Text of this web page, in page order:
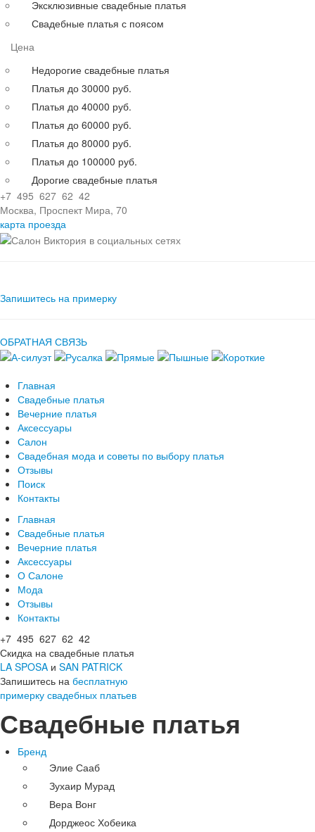
Эксклюзивные свадебные платья
Свадебные платья с поясом
Цена
Недорогие свадебные платья
Платья до 30000 руб.
Платья до 40000 руб.
Платья до 60000 руб.
Платья до 80000 руб.
Платья до 100000 руб.
Дорогие свадебные платья
+7 495 627 62 42
Москва, Проспект Мира, 70
карта проезда
Запишитесь на примерку
ОБРАТНАЯ СВЯЗЬ
Главная
Свадебные платья
Вечерние платья
Аксессуары
Салон
Свадебная мода и советы по выбору платья
Отзывы
Поиск
Контакты
Главная
Свадебные платья
Вечерние платья
Аксессуары
О Салоне
Мода
Отзывы
Контакты
+7 495 627 62 42
Скидка на свадебные платья
LA SPOSA и SAN PATRICK
Запишитесь на бесплатную
примерку свадебных платьев
Свадебные платья
Бренд
Элие Сааб
Зухаир Мурад
Вера Вонг
Дорджеос Хобеика